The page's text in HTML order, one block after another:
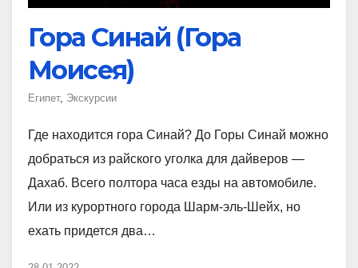
Гора Синай (Гора
Моисея)
Египет, Экскурсии
Где находится гора Синай? До Горы Синай можно
добраться из райского уголка для дайверов —
Дахаб. Всего полтора часа езды на автомобиле.
Или из курортного города Шарм-эль-Шейх, но
ехать придется два…